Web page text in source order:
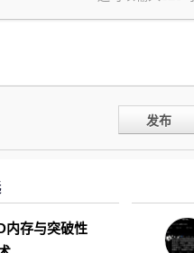
发布
内存与突破性